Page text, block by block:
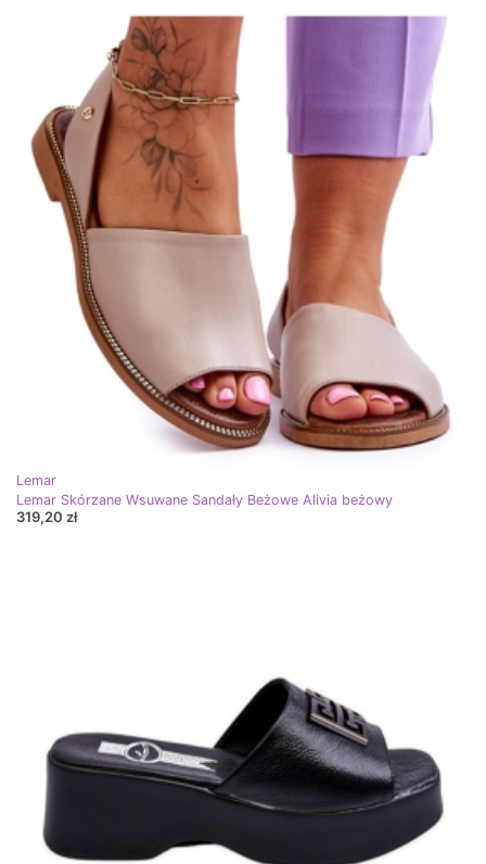
Lemar
Lemar Skórzane Wsuwane Sandały Beżowe Alivia beżowy
319,20 zł